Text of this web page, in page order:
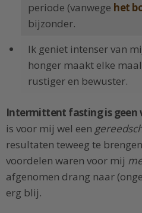
periode (vanwege het
bijzonder.
Ik geniet intenser van
honger maakt elke
rustiger en bewuster.
Intermittent fasting is geen
is voor mij wel een
resultaten teweeg te
voordelen waren voor mij
afgenomen drang naar
erg blij.